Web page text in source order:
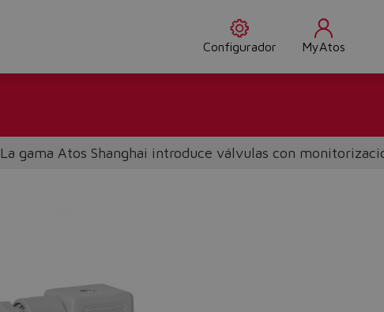
Configurador MyAtos
La gama Atos Shanghai introduce válvulas con